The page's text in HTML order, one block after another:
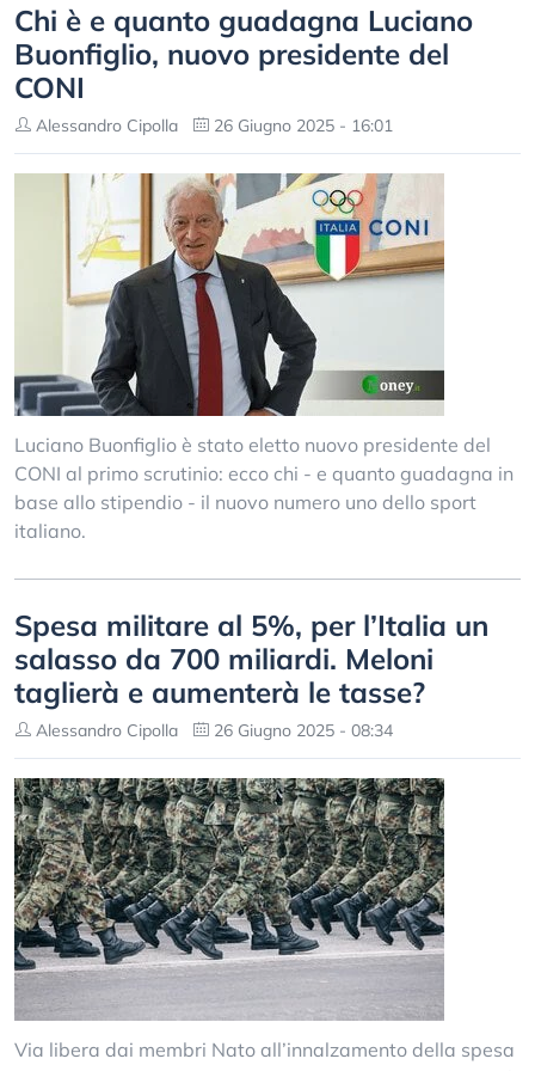
Chi è e quanto guadagna Luciano
Buonfiglio, nuovo presidente del
CONI
Alessandro Cipolla 26 Giugno 2025 - 16:01
Luciano Buonfiglio è stato eletto nuovo presidente del
CONI al primo scrutinio: ecco chi - e quanto guadagna in
base allo stipendio - il nuovo numero uno dello sport
italiano.
Spesa militare al 5%, per l’Italia un
salasso da 700 miliardi. Meloni
taglierà e aumenterà le tasse?
Alessandro Cipolla 26 Giugno 2025 - 08:34
Via libera dai membri Nato all’innalzamento della spesa